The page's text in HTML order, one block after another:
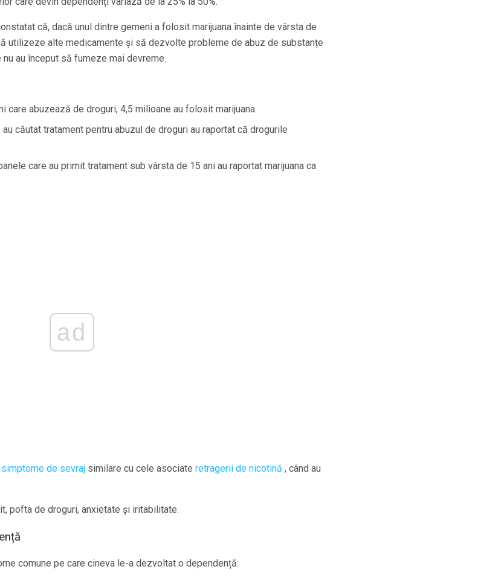
că, dacă unul dintre gemeni a folosit marijuana înainte de vârsta de
utilizeze alte medicamente și să dezvolte probleme de abuz de substanțe
au început să fumeze mai devreme.
care abuzează de droguri, 4,5 milioane au folosit marijuana.
căutat tratament pentru abuzul de droguri au raportat că drogurile
care au primit tratament sub vârsta de 15 ani au raportat marijuana ca
ad
de sevraj similare cu cele asociate retragerii de nicotină , când au
pofta de droguri, anxietate și iritabilitate.
comune pe care cineva le-a dezvoltat o dependență: